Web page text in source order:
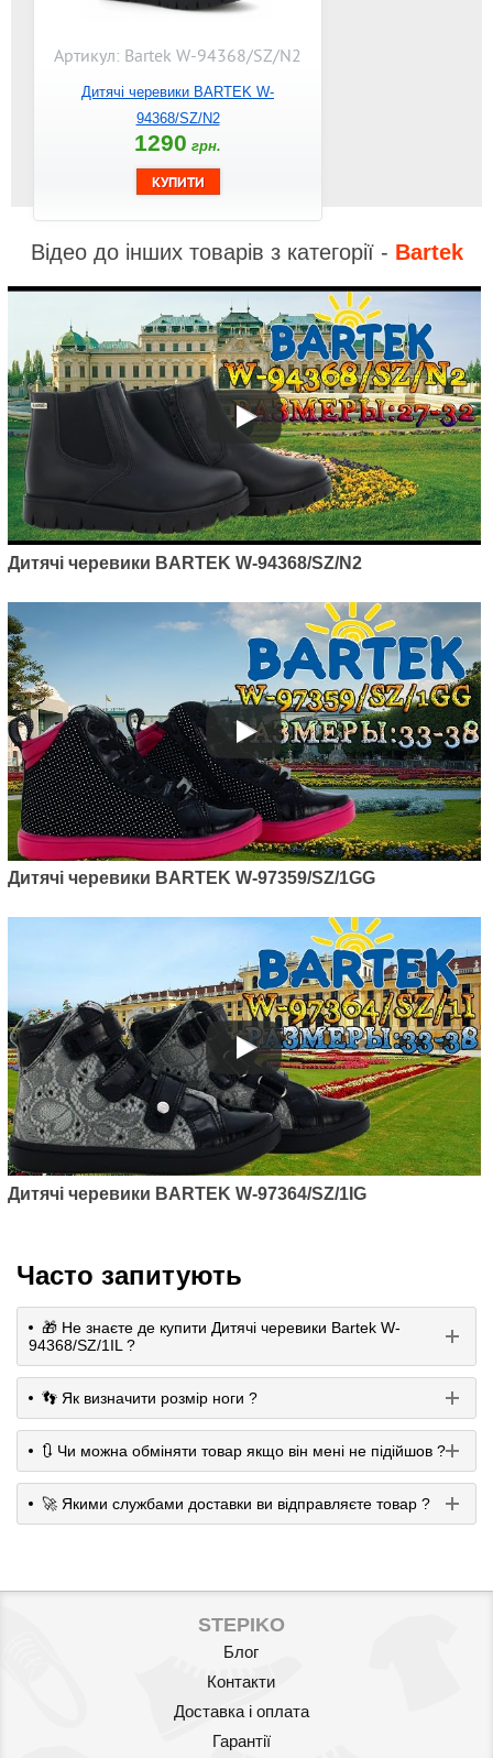
Артикул: Bartek W-94368/SZ/N2
Дитячі черевики BARTEK W-
94368/SZ/N2
1290 грн.
Відео до інших товарів з категорії - Bartek
Дитячі черевики BARTEK W-94368/SZ/N2
Дитячі черевики BARTEK W-97359/SZ/1GG
Дитячі черевики BARTEK W-97364/SZ/1IG
Часто запитують
🎁 Не знаєте де купити Дитячі черевики Bartek W-
94368/SZ/1IL ?
👣 Як визначити розмір ноги ?
🔃 Чи можна обміняти товар якщо він мені не підійшов ?
🚀 Якими службами доставки ви відправляєте товар ?
STEPIKO
Блог
Контакти
Доставка і оплата
Гарантії